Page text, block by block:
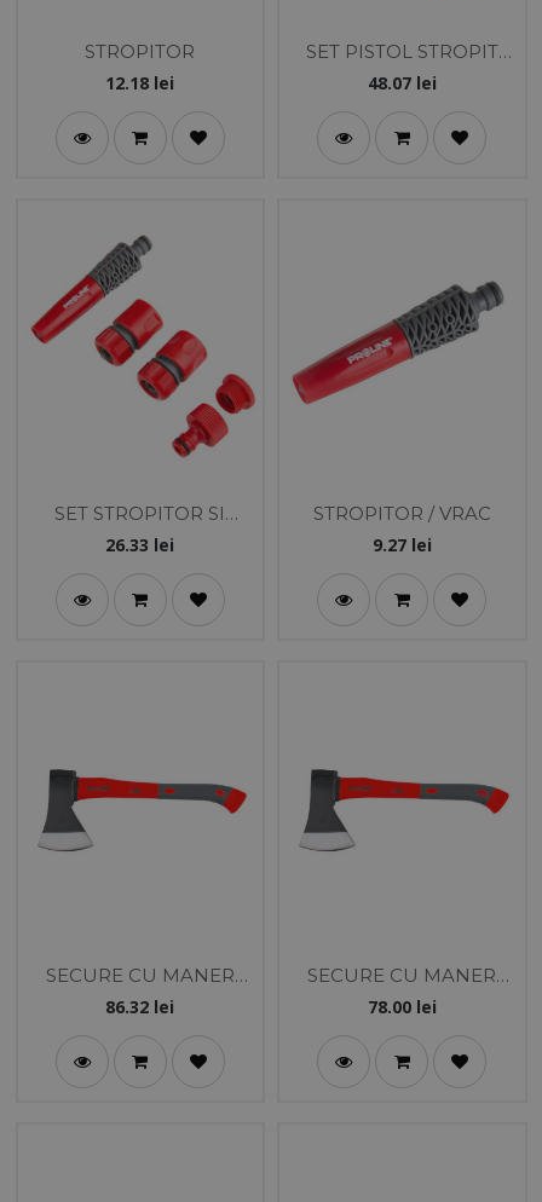
STROPITOR
12.18 lei
SET PISTOL STROPIT
MULTIJET SI ACCESORII
48.07lei
SET STROPITOR SI
ACCESORII
26.33 lei
STROPITOR / VRAC
9.27lei
SECURE CU MANER
FIBRA ANTISOC 800G
86.32 lei
SECURE CU MANER
FIBRA ANTISOC 600G
78.00lei